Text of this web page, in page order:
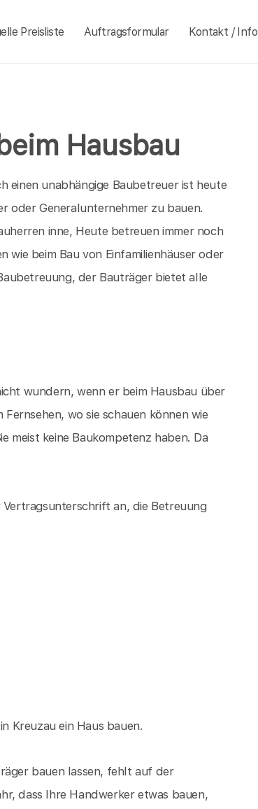
Preisliste Auftragsformular Kontakt / Info
Hausbau
einen unabhängige Baubetreuer ist heute
oder Generalunternehmer zu bauen.
inne, Heute betreuen immer noch
wie beim Bau von Einfamilienhäuser oder
der Bauträger bietet alle
wundern, wenn er beim Hausbau über
wo sie schauen können wie
meist keine Baukompetenz haben. Da
an, die Betreuung
Kreuzau ein Haus bauen.
bauen lassen, fehlt auf der
dass Ihre Handwerker etwas bauen,